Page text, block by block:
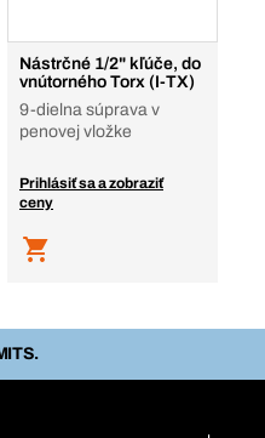
Nástrčné 1/2" kľúče, do
vnútorného Torx (I-TX)
9-dielna súprava v
penovej vložke
Prihlásiť sa a zobraziť
ceny